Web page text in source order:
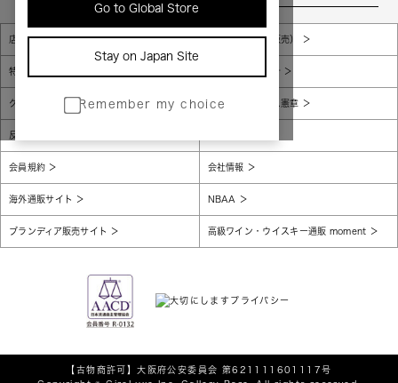
Go to Global Store
Stay on Japan Site
Remember my choice
店舗一覧 販売規約（店頭販売）
特定商取引法に基づく表示 個人情報保護方針
グローバルプライバシーポリシー コンプライアンス憲章
反社会的勢力に対する基本方針
会員規約 会社情報
海外通販サイト NBAA
ブランディア販売サイト 高級ワイン・ウイスキー通販 moment
【古物商許可】大阪府公安委員会 第621111601117号